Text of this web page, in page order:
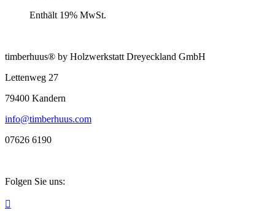
Enthält 19% MwSt.
timberhuus® by Holzwerkstatt Dreyeckland GmbH
Lettenweg 27
79400 Kandern
info@timberhuus.com
07626 6190
Folgen Sie uns:
